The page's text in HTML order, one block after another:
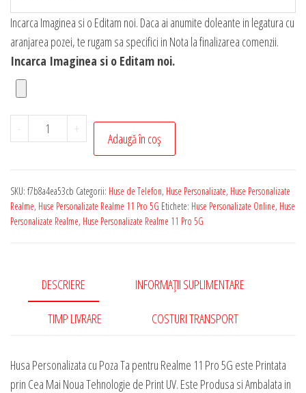
Incarca Imaginea si o Editam noi. Daca ai anumite doleante in legatura cu
aranjarea pozei, te rugam sa specifici in Nota la finalizarea comenzii.
Incarca Imaginea si o Editam noi.
-
Cantitate
Husa
Poza
Ta
+
Adaugă în coș
SKU: f7b8a4ea53cb Categorii: Huse de Telefon, Huse Personalizate, Huse Personalizate
Realme, Huse Personalizate Realme 11 Pro 5G Etichete: Huse Personalizate Online, Huse
Personalizate Realme, Huse Personalizate Realme 11 Pro 5G
DESCRIERE INFORMAȚII SUPLIMENTARE
TIMP LIVRARE COSTURI TRANSPORT
Husa Personalizata cu Poza Ta pentru Realme 11 Pro 5G este Printata
prin Cea Mai Noua Tehnologie de Print UV. Este Produsa si Ambalata in